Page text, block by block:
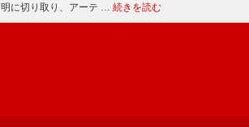
明に切り取り、アーテ … 続きを読む